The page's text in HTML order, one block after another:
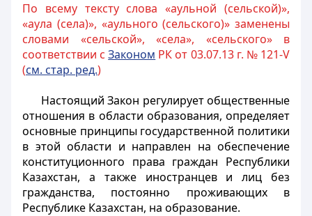
По всему тексту слова «аульной (сельской)»,
«аула (села)», «аульного (сельского)» заменены
словами «сельской», «села», «сельского» в
соответствии сЗаконом РК от 03.07.13 г. № 121-V
(см. стар. ред.)
Настоящий Закон регулирует общественные
отношения в области образования, определяет
основные принципы государственной политики
в этой области и направлен на обеспечение
конституционного права граждан Республики
Казахстан, а также иностранцев и лиц без
гражданства, постоянно проживающих в
Республике Казахстан, на образование.